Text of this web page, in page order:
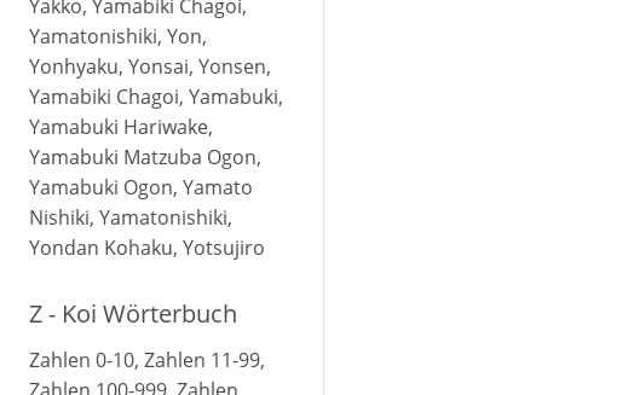
Yakko, Yamabiki Chagoi,
Yamatonishiki, Yon,
Yonhyaku, Yonsai, Yonsen,
Yamabiki Chagoi, Yamabuki,
Yamabuki Hariwake,
Yamabuki Matzuba Ogon,
Yamabuki Ogon, Yamato
Nishiki, Yamatonishiki,
Yondan Kohaku, Yotsujiro
Z - Koi Wörterbuch
Zahlen 0-10, Zahlen 11-99,